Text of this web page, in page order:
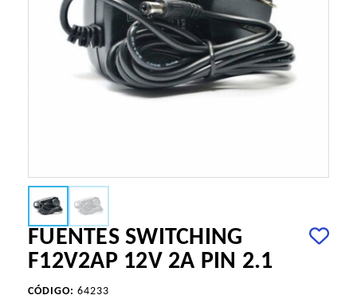
FUENTES SWITCHING
F12V2AP 12V 2A PIN 2.1
CÓDIGO: 64233